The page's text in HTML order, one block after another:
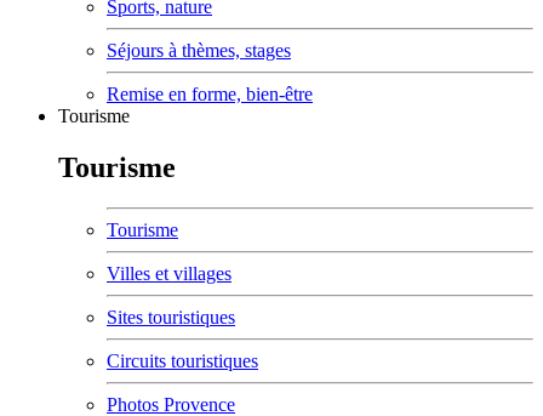
Sports, nature
Séjours à thèmes, stages
Remise en forme, bien-être
Tourisme
Tourisme
Tourisme
Villes et villages
Sites touristiques
Circuits touristiques
Photos Provence